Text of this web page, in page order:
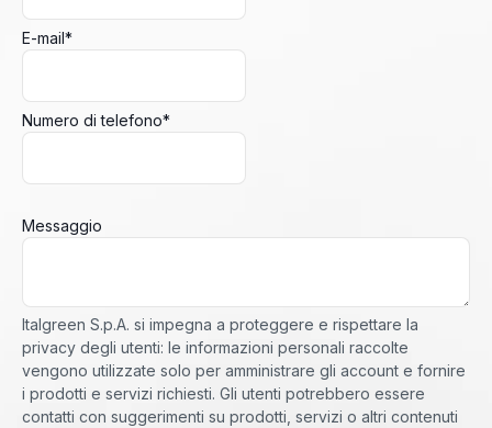
E-mail*
Numero di telefono*
Messaggio
Italgreen S.p.A. si impegna a proteggere e rispettare la
privacy degli utenti: le informazioni personali raccolte
vengono utilizzate solo per amministrare gli account e fornire
i prodotti e servizi richiesti. Gli utenti potrebbero essere
contatti con suggerimenti su prodotti, servizi o altri contenuti